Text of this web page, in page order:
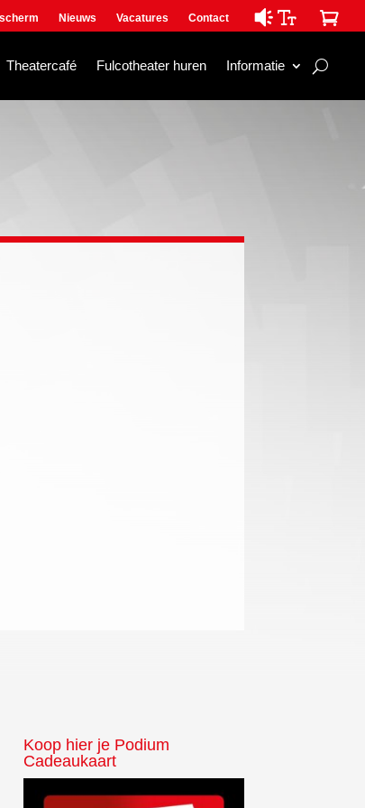
Nieuws Vacatures Contact 
Theatercafé Fulcotheater huren Informatie
Koop hier je Podium
Cadeaukaart